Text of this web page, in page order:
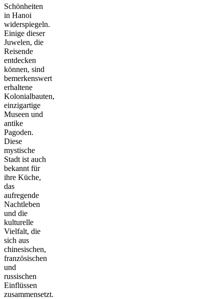
Schönheiten
in Hanoi
widerspiegeln.
Einige dieser
Juwelen, die
Reisende
entdecken
können, sind
bemerkenswert
erhaltene
Kolonialbauten,
einzigartige
Museen und
antike
Pagoden.
Diese
mystische
Stadt ist auch
bekannt für
ihre Küche,
das
aufregende
Nachtleben
und die
kulturelle
Vielfalt, die
sich aus
chinesischen,
französischen
und
russischen
Einflüssen
zusammensetzt.